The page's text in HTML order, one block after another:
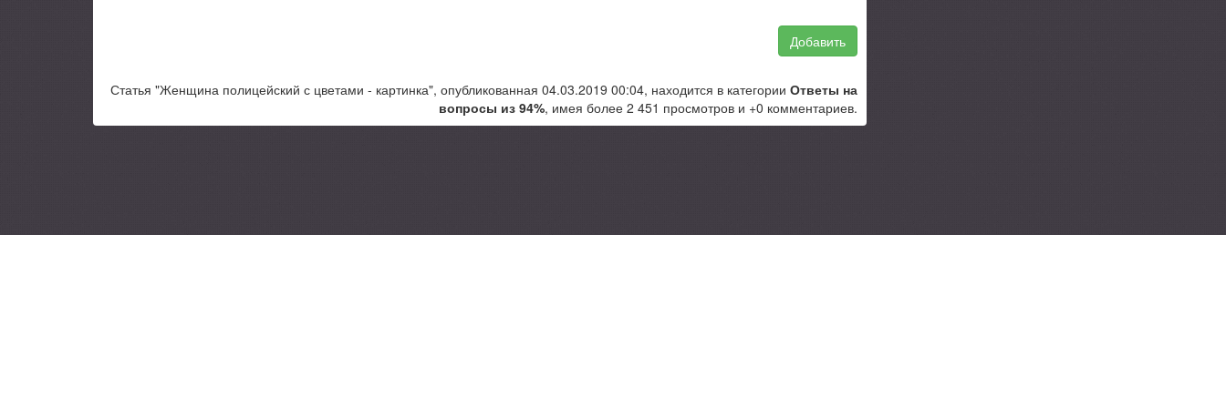
Добавить
Статья "Женщина полицейский с цветами - картинка", опубликованная 04.03.2019 00:04, находится в категории Ответы на
вопросы из 94%, имея более 2 451 просмотров и +0 комментариев.